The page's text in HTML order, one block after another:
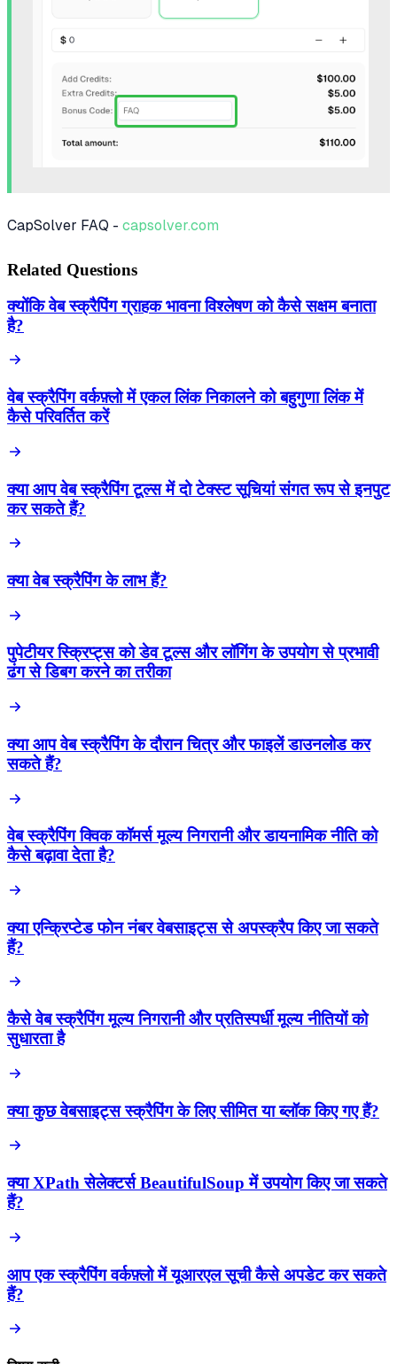
CapSolver FAQ - capsolver.com
Related Questions
क्योंकि वेब स्क्रैपिंग ग्राहक भावना विश्लेषण को कैसे सक्षम बनाता
है?
वेब स्क्रैपिंग वर्कफ़्लो में एकल लिंक निकालने को बहुगुणा लिंक में
कैसे परिवर्तित करें
क्या आप वेब स्क्रैपिंग टूल्स में दो टेक्स्ट सूचियां संगत रूप से इनपुट
कर सकते हैं?
क्या वेब स्क्रैपिंग के लाभ हैं?
पुपेटीयर स्क्रिप्ट्स को डेव टूल्स और लॉगिंग के उपयोग से प्रभावी
ढंग से डिबग करने का तरीका
क्या आप वेब स्क्रैपिंग के दौरान चित्र और फाइलें डाउनलोड कर
सकते हैं?
वेब स्क्रैपिंग क्विक कॉमर्स मूल्य निगरानी और डायनामिक नीति को
कैसे बढ़ावा देता है?
क्या एन्क्रिप्टेड फोन नंबर वेबसाइट्स से अपस्क्रैप किए जा सकते
हैं?
कैसे वेब स्क्रैपिंग मूल्य निगरानी और प्रतिस्पर्धी मूल्य नीतियों को
सुधारता है
क्या कुछ वेबसाइट्स स्क्रैपिंग के लिए सीमित या ब्लॉक किए गए हैं?
क्या XPath सेलेक्टर्स BeautifulSoup में उपयोग किए जा सकते
हैं?
आप एक स्क्रैपिंग वर्कफ़्लो में यूआरएल सूची कैसे अपडेट कर सकते
हैं?